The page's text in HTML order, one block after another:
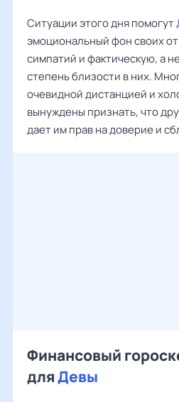
Ситуации этого дня помогут
эмоциональный фон своих
симпатий и фактическую, а
степень близости в них.
очевидной дистанцией и
вынуждены признать, что
дает им прав на доверие и
Финансовый
дляДевы